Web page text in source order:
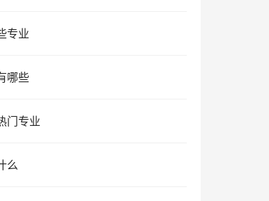
专业
哪些
门专业
么